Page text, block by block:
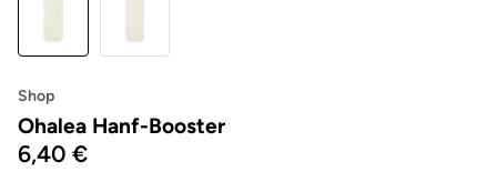
Shop
Ohalea Hanf-Booster
6,40 €